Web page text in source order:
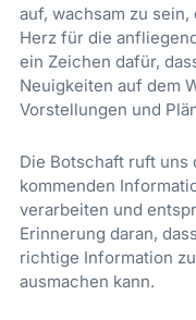
auf, wachsam zu
Herz für die
ein Zeichen dafür,
Neuigkeiten auf dem
Vorstellungen und
Die Botschaft ruft uns
kommenden
verarbeiten und
Erinnerung daran,
richtige Information
ausmachen kann.